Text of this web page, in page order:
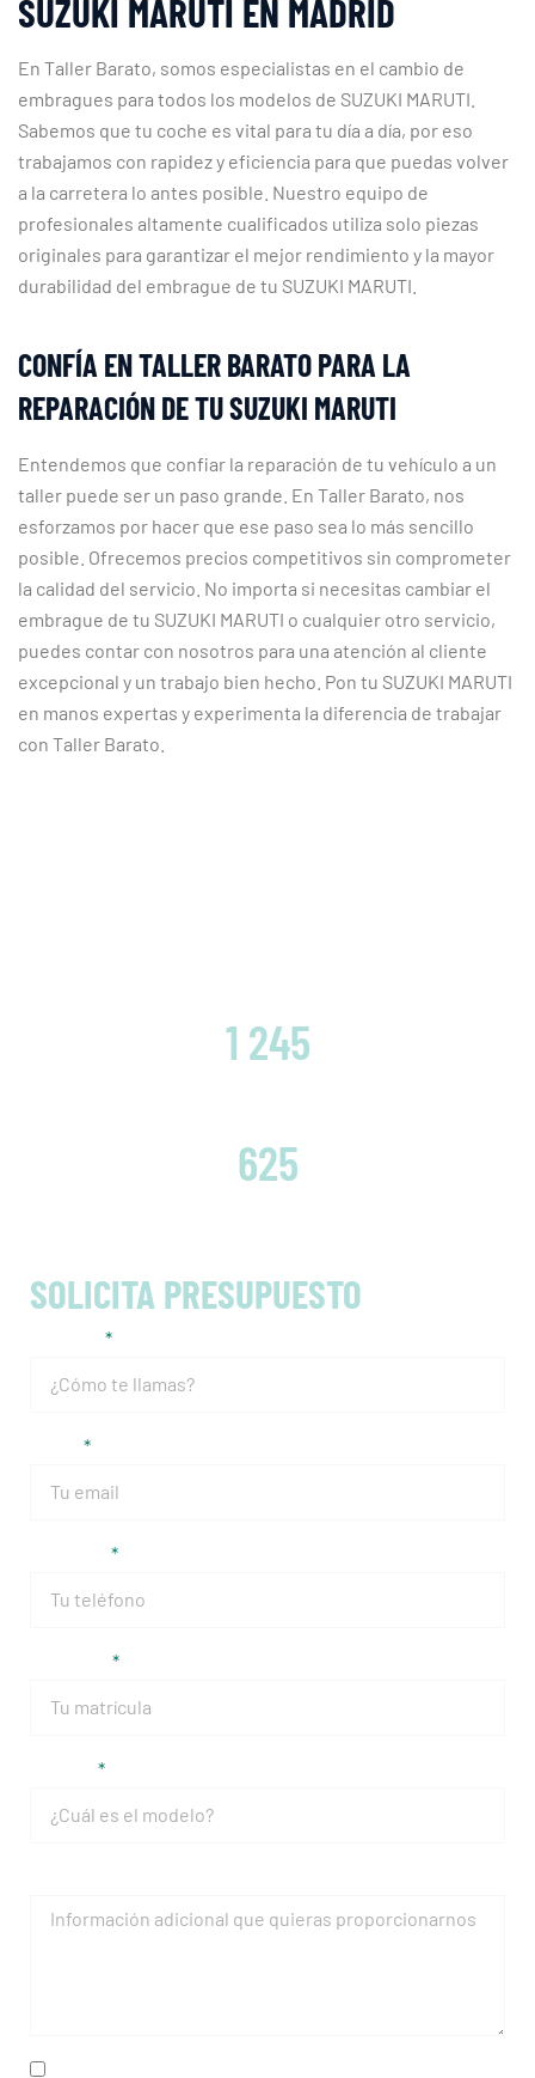
SUZUKI MARUTI EN MADRID
En Taller Barato, somos especialistas en el cambio de
embragues para todos los modelos de SUZUKI MARUTI.
Sabemos que tu coche es vital para tu día a día, por eso
trabajamos con rapidez y eficiencia para que puedas volver
a la carretera lo antes posible. Nuestro equipo de
profesionales altamente cualificados utiliza solo piezas
originales para garantizar el mejor rendimiento y la mayor
durabilidad del embrague de tu SUZUKI MARUTI.
CONFÍA EN TALLER BARATO PARA LA
REPARACIÓN DE TU SUZUKI MARUTI
Entendemos que confiar la reparación de tu vehículo a un
taller puede ser un paso grande. En Taller Barato, nos
esforzamos por hacer que ese paso sea lo más sencillo
posible. Ofrecemos precios competitivos sin comprometer
la calidad del servicio. No importa si necesitas cambiar el
embrague de tu SUZUKI MARUTI o cualquier otro servicio,
puedes contar con nosotros para una atención al cliente
excepcional y un trabajo bien hecho. Pon tu SUZUKI MARUTI
en manos expertas y experimenta la diferencia de trabajar
con Taller Barato.
SOLICITA PRESUPUESTO
1 245
625